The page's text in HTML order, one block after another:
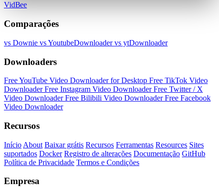
VidBee
Comparações
vs Downie vs YoutubeDownloadervs ytDownloader
Downloaders
Free YouTube Video Downloader for Desktop Free TikTok Video
DownloaderFree Instagram Video DownloaderFree Twitter / X
Video DownloaderFree Bilibili Video DownloaderFree Facebook
Video Downloader
Recursos
Início About Baixar grátis Recursos Ferramentas Resources Sites
suportados Docker Registro de alterações Documentação GitHub
Política de Privacidade Termos e Condições
Empresa